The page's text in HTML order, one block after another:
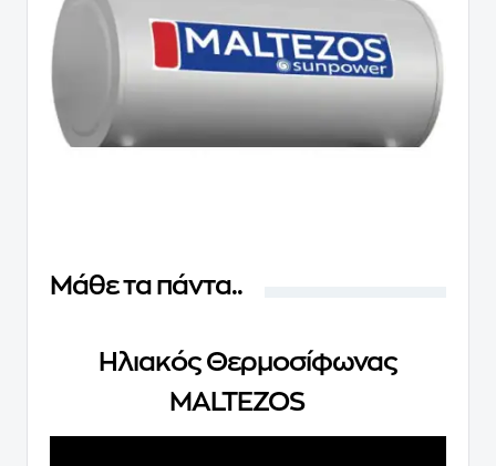
Μάθε τα πάντα..
Ηλιακός Θερμοσίφωνας
MALTEZOS